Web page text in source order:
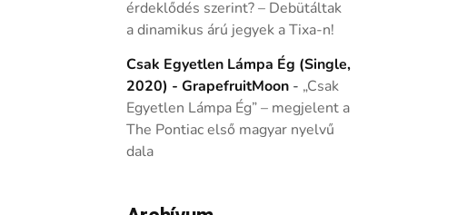
érdeklődés szerint? – Debütáltak
a dinamikus árú jegyek a Tixa-n!
Csak Egyetlen Lámpa Ég (Single,
2020) - GrapefruitMoon- „Csak
Egyetlen Lámpa Ég” – megjelent a
The Pontiac első magyar nyelvű
dala